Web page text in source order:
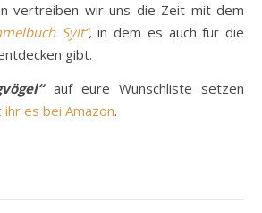
vertreiben wir uns die Zeit mit dem
Sylt“,in dem es auch für die
gibt.
auf eure Wunschliste setzen
es bei Amazon.